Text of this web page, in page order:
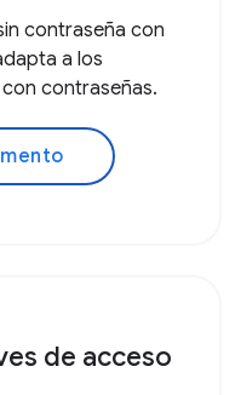
contraseña con
a los
contraseñas.
de acceso